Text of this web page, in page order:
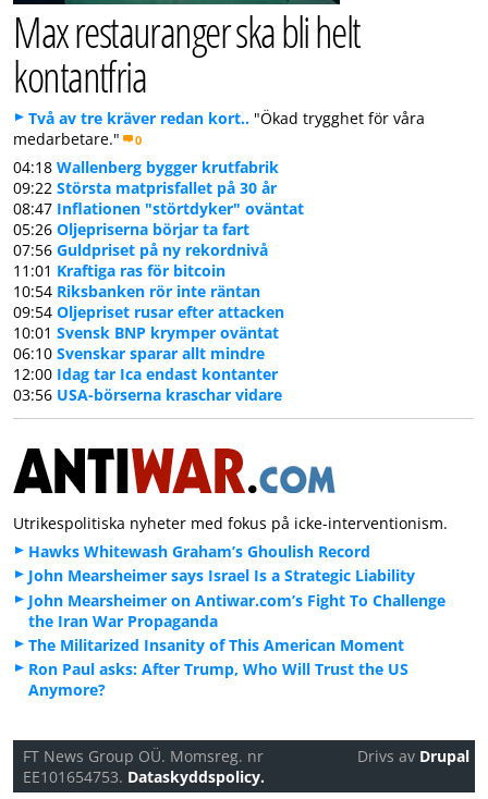
Max restauranger ska bli helt
kontantfria
Två av tre kräver redan kort.. "Ökad trygghet för våra
medarbetare."
0
04:18 Wallenberg bygger krutfabrik
09:22 Största matprisfallet på 30 år
08:47 Inflationen "störtdyker" oväntat
05:26 Oljepriserna börjar ta fart
07:56 Guldpriset på ny rekordnivå
11:01 Kraftiga ras för bitcoin
10:54 Riksbanken rör inte räntan
09:54 Oljepriset rusar efter attacken
10:01 Svensk BNP krymper oväntat
06:10 Svenskar sparar allt mindre
12:00 Idag tar Ica endast kontanter
03:56 USA-börserna kraschar vidare
Utrikespolitiska nyheter med fokus på icke-interventionism.
Hawks Whitewash Graham’s Ghoulish Record
John Mearsheimer says Israel Is a Strategic Liability
John Mearsheimer on Antiwar.com’s Fight To Challenge
the Iran War Propaganda
The Militarized Insanity of This American Moment
Ron Paul asks: After Trump, Who Will Trust the US
Anymore?
FT News Group OÜ. Momsreg. nr
EE101654753. Dataskyddspolicy.
Drivs av Drupal